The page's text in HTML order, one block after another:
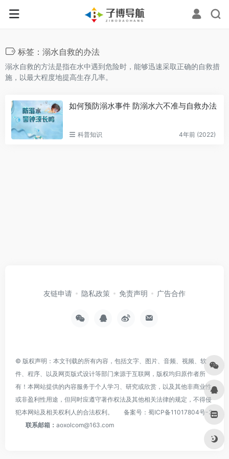
标签：溺水自救的办法
溺水自救的方法是指在水中遇到危险时，能够迅速采取正确的自救措
施，以最大程度地提高生存几率。
如何预防溺水事件 防溺水六不准与自救办法
科普知识 4年前 (2022)
友链申请 隐私政策 免责声明 广告合作
© 版权声明：本文刊载的所有内容，包括文字、图片、音频、视频、软
件、程序、以及网页版式设计等部门来源于互联网，版权均归原作者所
有！本网站提供的内容服务于个人学习、研究或欣赏，以及其他非商业性
或非盈利性用途，但同时应遵守著作权法及其他相关法律的规定，不得侵
犯本网站及相关权利人的合法权利。
备案号： 蜀ICP备11017804号-3
联系邮箱： aoxolcom@163.com